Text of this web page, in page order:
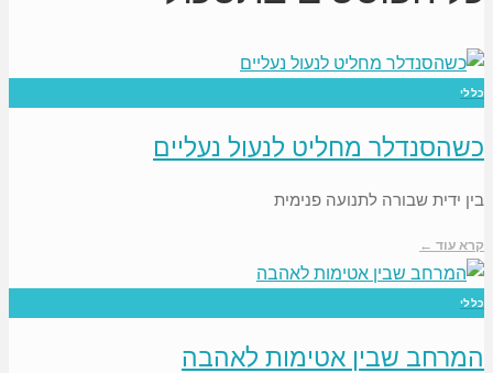
כללי
כשהסנדלר מחליט לנעול נעליים
בין ידית שבורה לתנועה פנימית
קרא עוד ←
כללי
המרחב שבין אטימות לאהבה